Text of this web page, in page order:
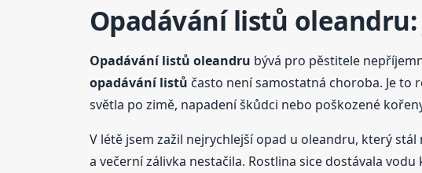
Opadávání listů
Opadávání listů oleandru bývá pro pěstitele
opadávání listů často není samostatná choroba. Je
světla po zimě, napadení škůdci nebo poškozené
V létě jsem zažil nejrychlejší opad u oleandru, který
a večerní zálivka nestačila. Rostlina sice dostávala